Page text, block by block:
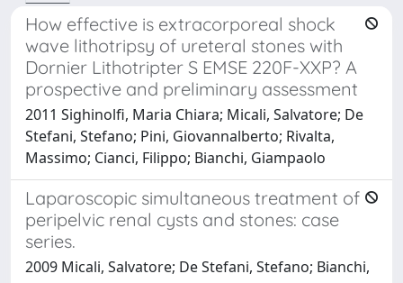
How effective is extracorporeal shock
wave lithotripsy of ureteral stones with
Dornier Lithotripter S EMSE 220F-XXP? A
prospective and preliminary assessment
2011 Sighinolfi, Maria Chiara; Micali, Salvatore; De
Stefani, Stefano; Pini, Giovannalberto; Rivalta,
Massimo; Cianci, Filippo; Bianchi, Giampaolo
Laparoscopic simultaneous treatment of
peripelvic renal cysts and stones: case
series.
2009 Micali, Salvatore; De Stefani, Stefano; Bianchi,